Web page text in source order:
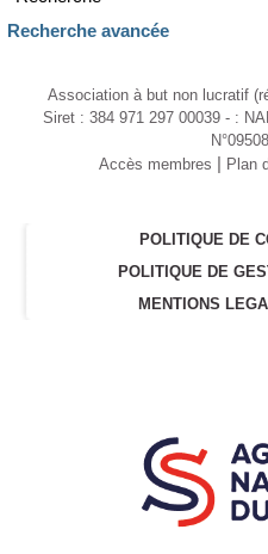
Recherche avancée
Association à but non lucratif
Siret : 384 971 297 00039 - :
Accès membres | Plan
POLITIQUE DE
POLITIQUE DE
MENTIONS